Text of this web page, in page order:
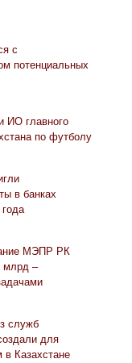
с
потенциальных
ИО главного
по футболу
в банках
МЭПР РК
млрд –
служб
для
в Казахстане